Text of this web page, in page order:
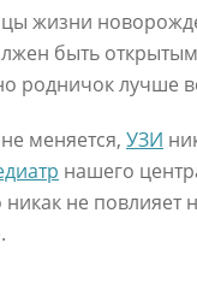
жизни
быть
лучше
меняется, УЗИ
нашего
не повлияет